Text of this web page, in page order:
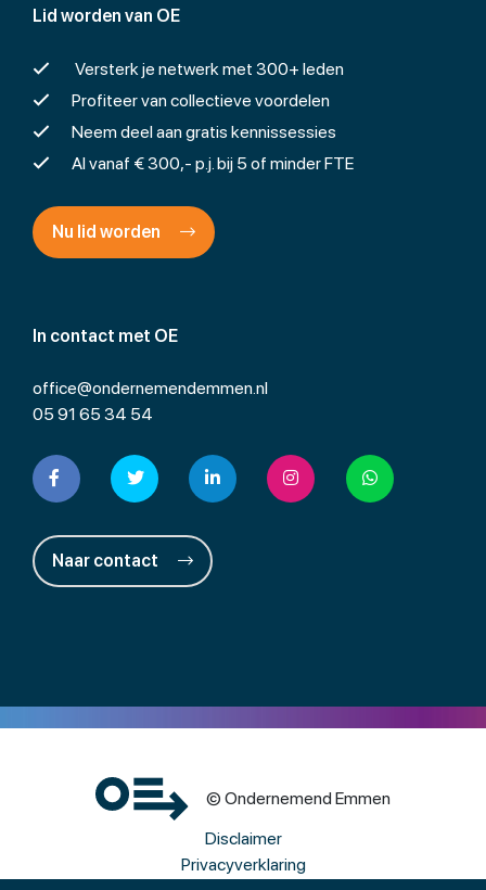
In contact met OE
office@ondernemendemmen.nl
05 91 65 34 54
Naar contact
Lid worden van OE
Versterk je netwerk met 300+ leden
Profiteer van collectieve voordelen
Neem deel aan gratis kennissessies
Al vanaf € 300,- p.j. bij 5 of minder FTE
Nu lid worden
© Ondernemend Emmen
Disclaimer
Privacyverklaring